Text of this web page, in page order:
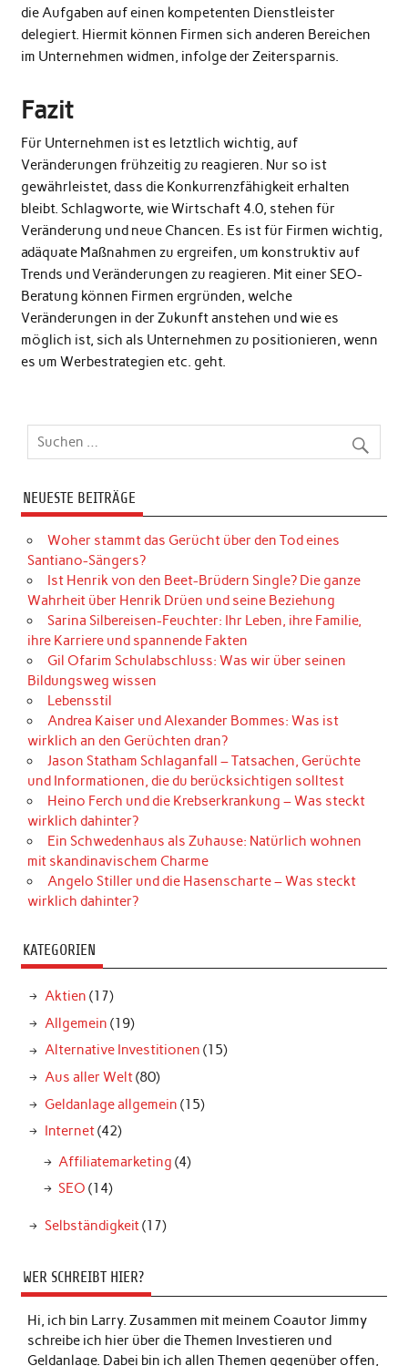
die Aufgaben auf einen kompetenten Dienstleister
delegiert. Hiermit können Firmen sich anderen Bereichen
im Unternehmen widmen, infolge der Zeitersparnis.
Fazit
Für Unternehmen ist es letztlich wichtig, auf
Veränderungen frühzeitig zu reagieren. Nur so ist
gewährleistet, dass die Konkurrenzfähigkeit erhalten
bleibt. Schlagworte, wie Wirtschaft 4.0, stehen für
Veränderung und neue Chancen. Es ist für Firmen wichtig,
adäquate Maßnahmen zu ergreifen, um konstruktiv auf
Trends und Veränderungen zu reagieren. Mit einer SEO-
Beratung können Firmen ergründen, welche
Veränderungen in der Zukunft anstehen und wie es
möglich ist, sich als Unternehmen zu positionieren, wenn
es um Werbestrategien etc. geht.
NEUESTE BEITRÄGE
Woher stammt das Gerücht über den Tod eines
Santiano-Sängers?
Ist Henrik von den Beet-Brüdern Single? Die ganze
Wahrheit über Henrik Drüen und seine Beziehung
Sarina Silbereisen-Feuchter: Ihr Leben, ihre Familie,
ihre Karriere und spannende Fakten
Gil Ofarim Schulabschluss: Was wir über seinen
Bildungsweg wissen
Lebensstil
Andrea Kaiser und Alexander Bommes: Was ist
wirklich an den Gerüchten dran?
Jason Statham Schlaganfall – Tatsachen, Gerüchte
und Informationen, die du berücksichtigen solltest
Heino Ferch und die Krebserkrankung – Was steckt
wirklich dahinter?
Ein Schwedenhaus als Zuhause: Natürlich wohnen
mit skandinavischem Charme
Angelo Stiller und die Hasenscharte – Was steckt
wirklich dahinter?
KATEGORIEN
Aktien (17)
Allgemein (19)
Alternative Investitionen (15)
Aus aller Welt(80)
Geldanlage allgemein (15)
Internet(42)
Affiliatemarketing (4)
SEO (14)
Selbständigkeit(17)
WER SCHREIBT HIER?
Hi, ich bin Larry. Zusammen mit meinem Coautor Jimmy
schreibe ich hier über die Themen Investieren und
Geldanlage. Dabei bin ich allen Themen gegenüber offen,